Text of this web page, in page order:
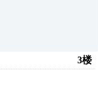
3楼